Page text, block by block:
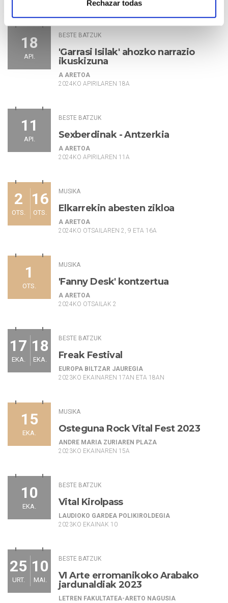
Rechazar todas
18
API.
BESTE BATZUK
'Garrasi Isilak' ahozko narrazio
ikuskizuna
A ARETOA
2024KO APIRILAREN 18A
11
API.
BESTE BATZUK
Sexberdinak - Antzerkia
A ARETOA
2024KO APIRILAREN 11A
2
OTS.
16
OTS.
MUSIKA
Elkarrekin abesten zikloa
A ARETOA
2024KO OTSAILAREN 2, 9 ETA 16A
1
OTS.
MUSIKA
'Fanny Desk' kontzertua
A ARETOA
2024KO OTSAILAK 2
17
EKA.
18
EKA.
BESTE BATZUK
Freak Festival
EUROPA BILTZAR JAUREGIA
2023KO EKAINAREN 17AN ETA 18AN
15
EKA.
MUSIKA
Osteguna Rock Vital Fest 2023
ANDRE MARIA ZURIAREN PLAZA
2023KO EKAINAREN 15A
10
EKA.
BESTE BATZUK
Vital Kirolpass
LAUDIOKO GARDEA POLIKIROLDEGIA
2023KO EKAINAK 10
25
URT.
10
MAI.
BESTE BATZUK
VI Arte erromanikoko Arabako
jardunaldiak 2023
LETREN FAKULTATEA-ARETO NAGUSIA